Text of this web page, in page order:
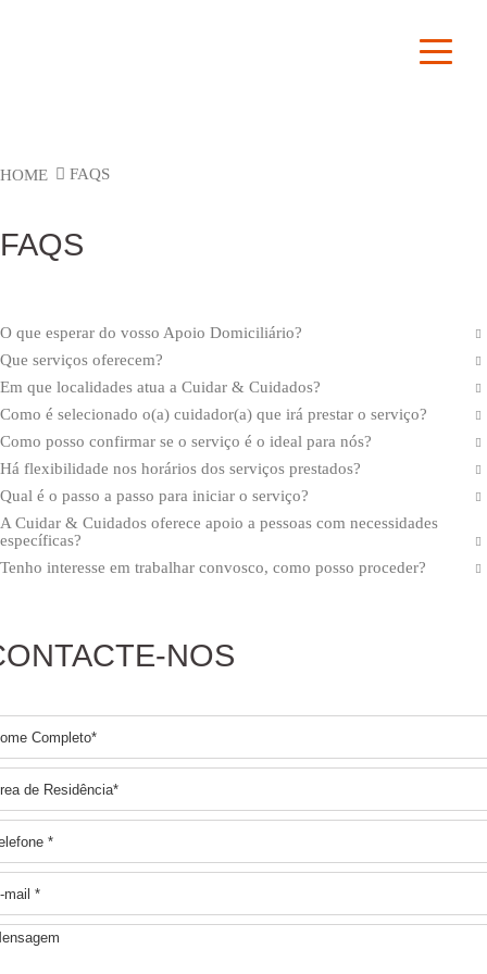
HOME FAQS
FAQS
O que esperar do vosso Apoio Domiciliário?
Que serviços oferecem?
Em que localidades atua a Cuidar & Cuidados?
Como é selecionado o(a) cuidador(a) que irá prestar o serviço?
Como posso confirmar se o serviço é o ideal para nós?
Há flexibilidade nos horários dos serviços prestados?
Qual é o passo a passo para iniciar o serviço?
A Cuidar & Cuidados oferece apoio a pessoas com necessidades
específicas?
Tenho interesse em trabalhar convosco, como posso proceder?
NOS